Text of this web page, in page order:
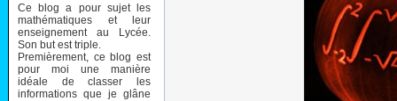
Ce blog a pour sujet les
mathématiques et leur
enseignement au Lycée.
Son but est triple.
Premièrement, ce blog est
pour moi une manière
idéale de classer les
informations que je glâne